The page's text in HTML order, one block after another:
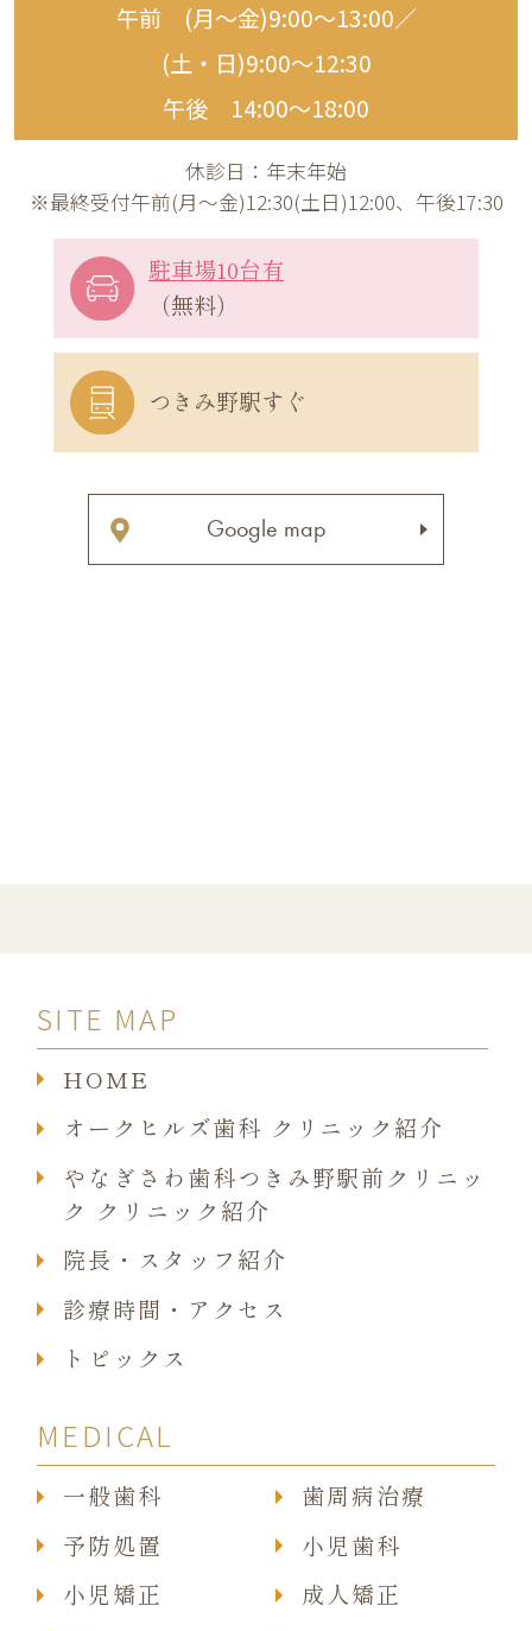
午前 (月〜金)9:00〜13:00／
(土・日)9:00〜12:30
午後 14:00〜18:00
休診日：年末年始
※最終受付午前(月～金)12:30(土日)12:00、午後17:30
駐車場10台有
（無料）
つきみ野駅すぐ
Google map
SITE MAP
HOME
オークヒルズ歯科 クリニック紹介
やなぎさわ歯科つきみ野駅前クリニッ
ク クリニック紹介
院長・スタッフ紹介
診療時間・アクセス
トピックス
MEDICAL
一般歯科
成人矯正
歯周病治療
予防処置 小児歯科
小児矯正